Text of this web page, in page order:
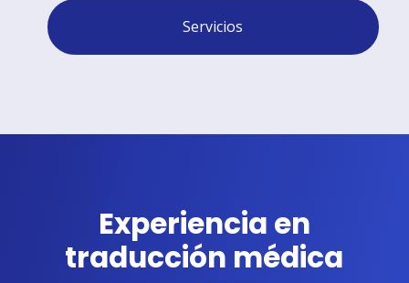
Servicios
Experiencia en
traducción médica